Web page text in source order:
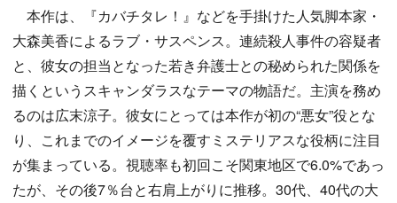
本作は、『カバチタレ！』などを手掛けた人気脚本家・
大森美香によるラブ・サスペンス。連続殺人事件の容疑者
と、彼女の担当となった若き弁護士との秘められた関係を
描くというスキャンダラスなテーマの物語だ。主演を務め
るのは広末涼子。彼女にとっては本作が初の“悪女”役とな
り、これまでのイメージを覆すミステリアスな役柄に注目
が集まっている。視聴率も初回こそ関東地区で6.0%であっ
たが、その後7％台と右肩上がりに推移。30代、40代の大